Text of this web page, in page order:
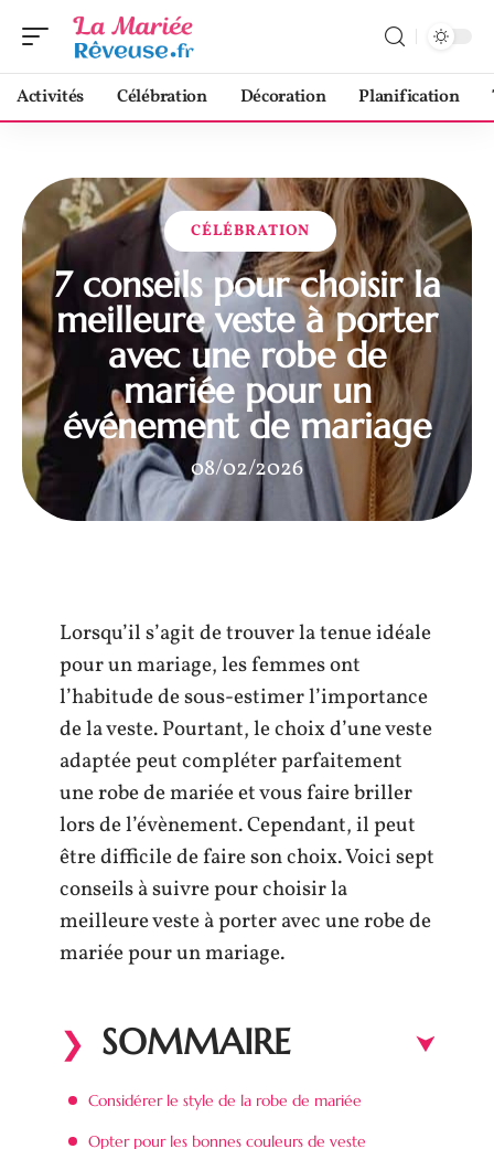
Activités Célébration Décoration Planification
CÉLÉBRATION
7 conseils pour choisir la
meilleure veste à porter
avec une robe de
mariée pour un
événement de mariage
08/02/2026
Lorsqu’il s’agit de trouver la tenue idéale
pour un mariage, les femmes ont
l’habitude de sous-estimer l’importance
de la veste. Pourtant, le choix d’une veste
adaptée peut compléter parfaitement
une robe de mariée et vous faire briller
lors de l’évènement. Cependant, il peut
être difficile de faire son choix. Voici sept
conseils à suivre pour choisir la
meilleure veste à porter avec une robe de
mariée pour un mariage.
SOMMAIRE
Considérer le style de la robe de mariée
Opter pour les bonnes couleurs de veste